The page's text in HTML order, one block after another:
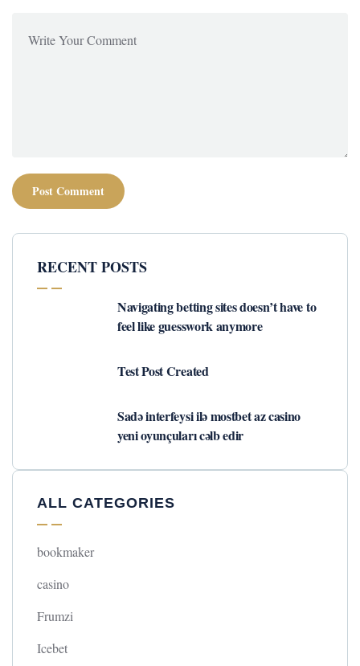
RECENT POSTS
Navigating betting sites doesn’t have to
feel like guesswork anymore
Test Post Created
Sadə interfeysi ilə mostbet az casino
yeni oyunçuları cəlb edir
ALL CATEGORIES
bookmaker
casino
Frumzi
Icebet